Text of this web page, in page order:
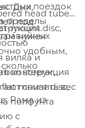
поездок
пределы
Дни,
под
нужен
удобным,
Рама из
head tube,
mount disc,
steerer,
mount disc,
вилка и
конструкция
снизить вес
полфунта
с